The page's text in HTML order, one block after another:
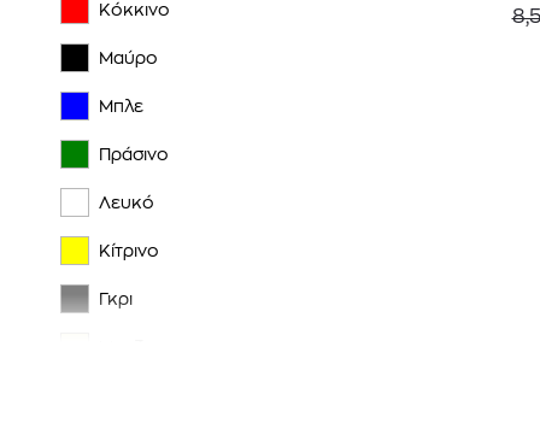
Κόκκινο
Μαύρο
Μπλε
Πράσινο
Λευκό
Κίτρινο
Γκρι